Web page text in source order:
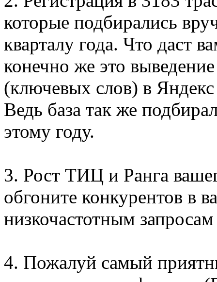
которые подбирались
кварталу года. Что даст
конечно же это
(ключевых слов) в
Ведь база так же
этому году.
3. Рост ТИЦ и Ранга
обгоните конкурентов в
низкочастотным
4. Пожалуй самый